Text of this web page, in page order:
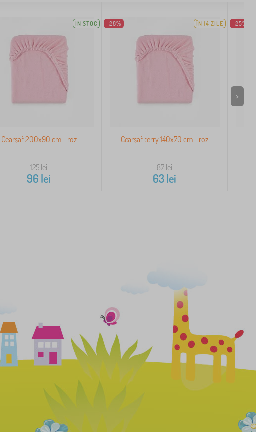
IN STOC
Cearşaf 200x90 cm - roz
125lei
96 lei
-28% ÎN 14 ZILE
Cearşaf terry 140x70 cm - roz
87lei
63lei
-25%
>